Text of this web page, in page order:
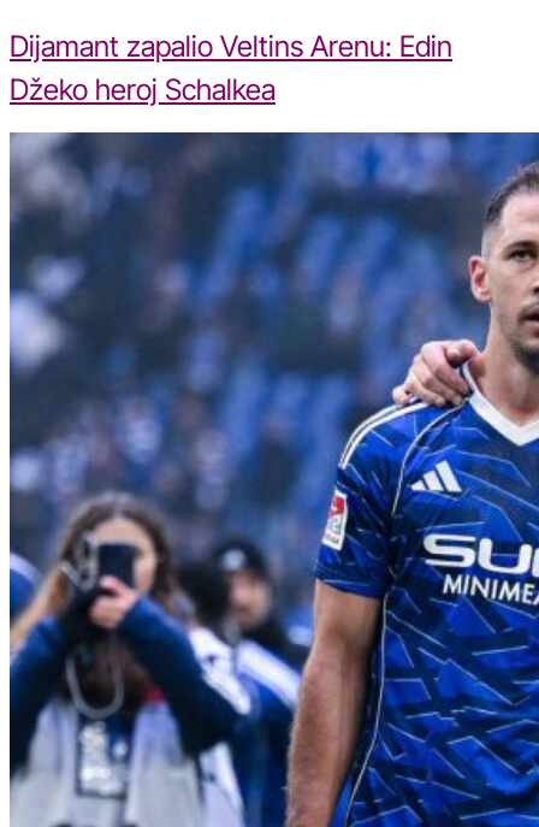
Dijamant zapalio Veltins Arenu: Edin
Džeko heroj Schalkea